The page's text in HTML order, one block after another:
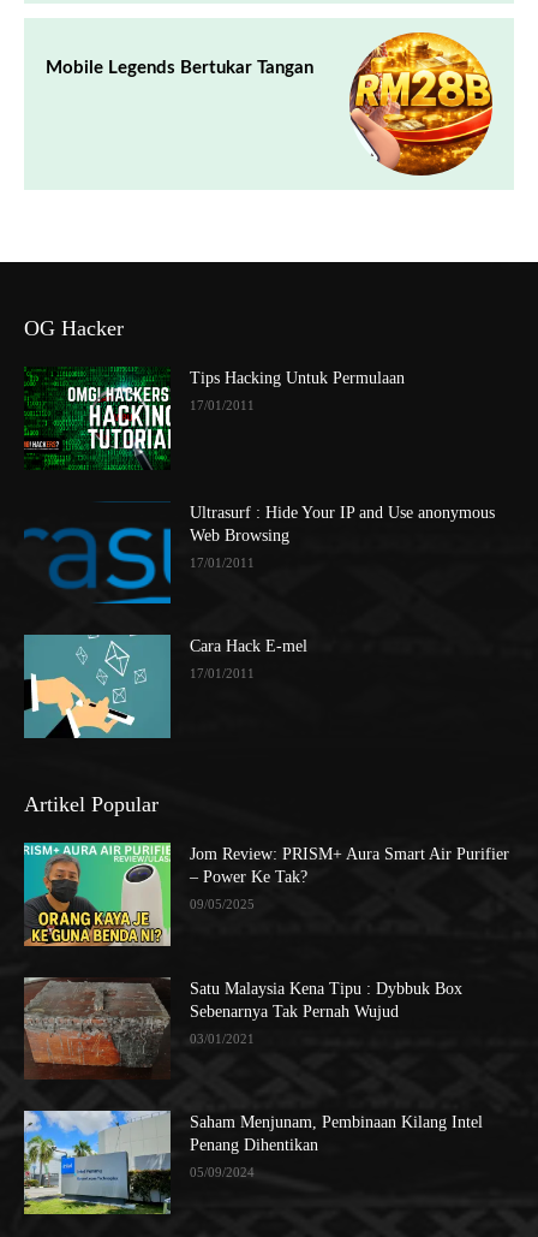
Mobile Legends Bertukar Tangan
OG Hacker
Tips Hacking Untuk Permulaan
17/01/2011
Ultrasurf : Hide Your IP and Use anonymous
Web Browsing
17/01/2011
Cara Hack E-mel
17/01/2011
Artikel Popular
Jom Review: PRISM+ Aura Smart Air Purifier
– Power Ke Tak?
09/05/2025
Satu Malaysia Kena Tipu : Dybbuk Box
Sebenarnya Tak Pernah Wujud
03/01/2021
Saham Menjunam, Pembinaan Kilang Intel
Penang Dihentikan
05/09/2024